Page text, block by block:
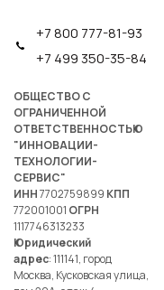
+7 800 777-81-93
+7 499 350-35-84
ОБЩЕСТВО С
ОГРАНИЧЕННОЙ
ОТВЕТСТВЕННОСТЬЮ
"ИННОВАЦИИ-
ТЕХНОЛОГИИ-
СЕРВИС"
ИНН7702759899 КПП
772001001 ОГРН
1117746313233
Юридический
адрес: 111141, город
Москва, Кусковская улица,